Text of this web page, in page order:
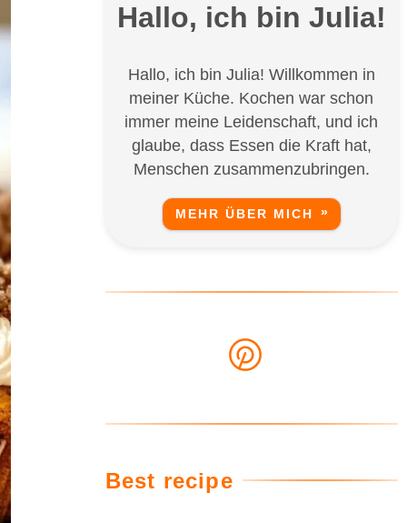
Hallo, ich bin Julia!
Hallo, ich bin Julia! Willkommen in
meiner Küche. Kochen war schon
immer meine Leidenschaft, und ich
glaube, dass Essen die Kraft hat,
Menschen zusammenzubringen.
MEHR ÜBER MICH
Best recipe